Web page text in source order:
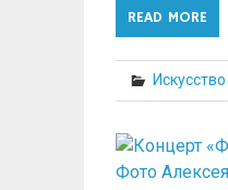
READ MORE
Искусство